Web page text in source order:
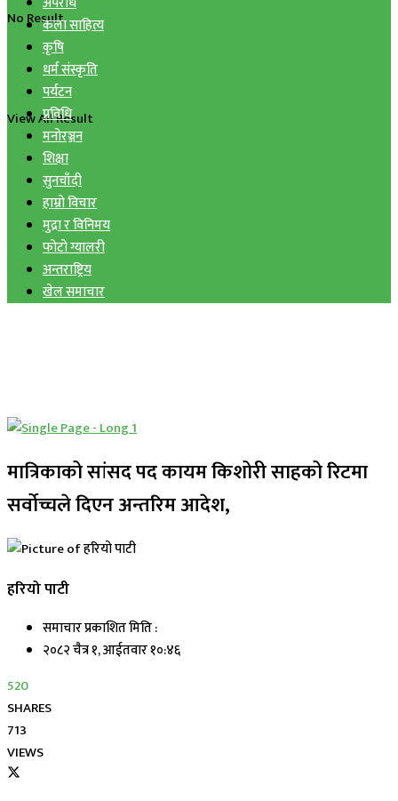
No Result
View All Result
कला साहित्य
कृषि
धर्म संस्कृति
पर्यटन
प्रविधि
मनोरञ्जन
शिक्षा
सुनचाँदी
हाम्रो विचार
मुद्रा र विनिमय
फोटो ग्यालरी
अन्तराष्ट्रिय
खेल समाचार
मात्रिकाको सांसद पद कायम किशोरी साहको रिटमा
सर्वोच्चले दिएन अन्तरिम आदेश,
हरियो पाटी
समाचार प्रकाशित मिति :
२०८२ चैत्र १, आईतवार १०:४६
520
SHARES
713
VIEWS